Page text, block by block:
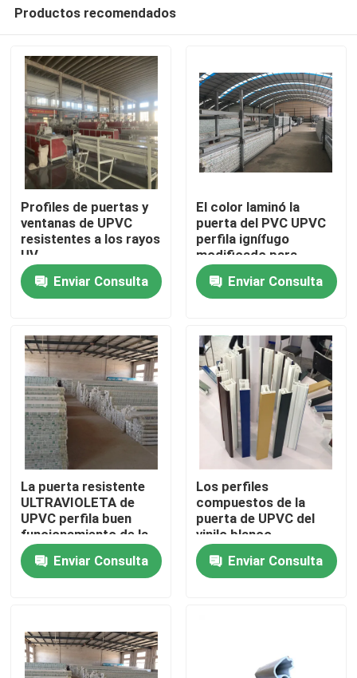
Hogar
Productos
vídeos
Sobre nosotros
Viaje de la fábrica
Control de calidad
Éntrenos en contacto con
Pida una cita
Perfiles de la ventana de UPVC
Productos recomendados
Profiles de puertas y
ventanas de UPVC
resistentes a los rayos
UV
Enviar Consulta
El color laminó la
puerta del PVC UPVC
perfila ignífugo
modificado para
requisitos
particulares
Enviar Consulta
La puerta resistente
ULTRAVIOLETA de
UPVC perfila buen
funcionamiento de la
instalación fácil
Enviar Consulta
Los perfiles
compuestos de la
puerta de UPVC del
vinilo blanco
incombustible de los
perfiles modificaron
para requisitos
Enviar Consulta